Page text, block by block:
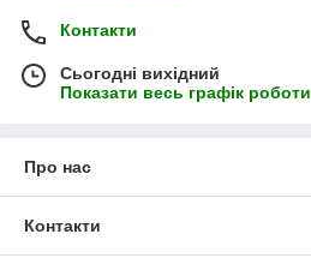
Контакти
Сьогодні вихідний
Показати весь графік роботи
Про нас
Контакти